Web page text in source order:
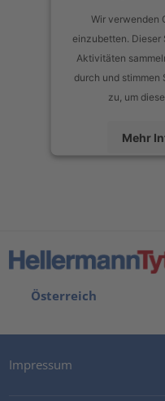
Wir verwenden
einzubetten. Dieser
Aktivitäten
durch und stimmen
zu, um
Mehr
Österreich
Impressum